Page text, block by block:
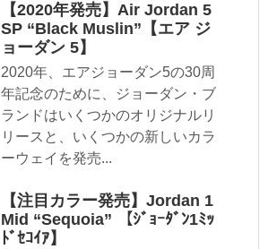
【2020年発売】Air Jordan 5
SP “Black Muslin”【エア ジ
ョーダン 5】
2020年、エアジョーダン5の30周
年記念のために、ジョーダン・ブ
ランドはいくつかのオリジナルリ
リースと、いくつかの新しいカラ
ーウェイを発売...
【注目カラー発売】Jordan 1
Mid “Sequoia” 【ｼﾞｮｰﾀﾞﾝ1ﾐｯ
ﾄﾞｾｺｲｱ】